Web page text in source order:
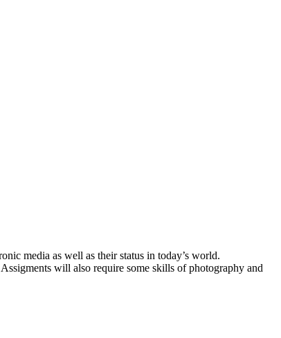
media as well as their status in today’s world.
will also require some skills of photography and